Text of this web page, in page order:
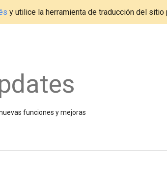
y utilice la herramienta de traducción del
funciones y mejoras